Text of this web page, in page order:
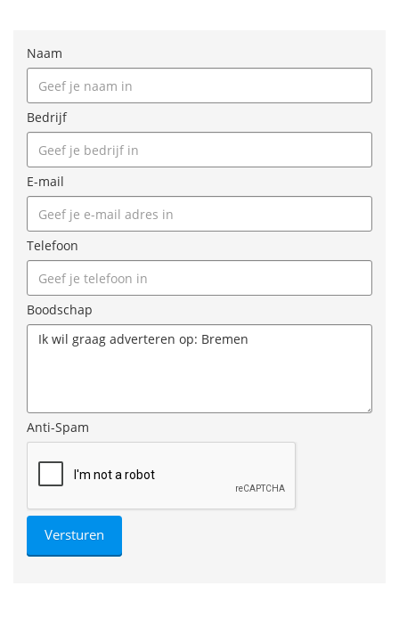
Naam
Bedrijf
E-mail
Telefoon
Boodschap
Anti-Spam